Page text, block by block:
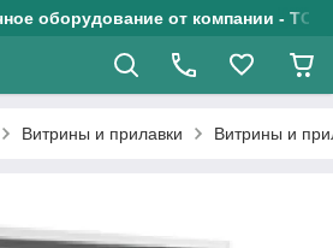
оборудование от компании - ТОО
Витрины и прилавки Витрины и